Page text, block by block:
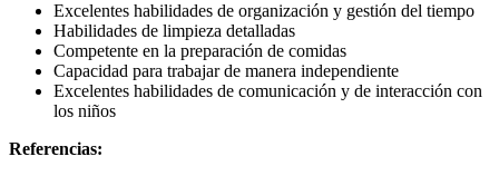
Excelentes habilidades de organización y gestión del tiempo
Habilidades de limpieza detalladas
Competente en la preparación de comidas
Capacidad para trabajar de manera independiente
Excelentes habilidades de comunicación y de interacción con
los niños
Referencias: